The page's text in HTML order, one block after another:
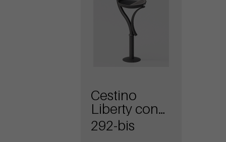
Cestino
Liberty con
coperchio
292-bis